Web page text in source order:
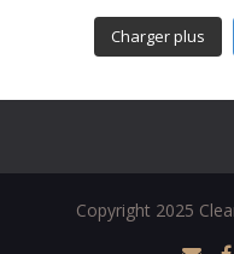
Charger plus
Copyright 2025